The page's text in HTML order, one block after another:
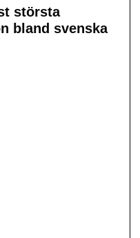
största
bland svenska